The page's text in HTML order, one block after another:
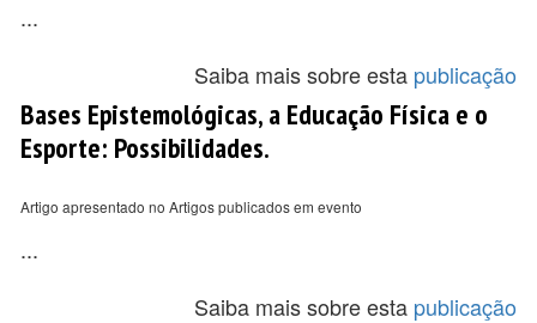
...
Saiba mais sobre esta publicação
Bases Epistemológicas, a Educação Física e o
Esporte: Possibilidades.
Artigo apresentado no Artigos publicados em evento
...
Saiba mais sobre esta publicação